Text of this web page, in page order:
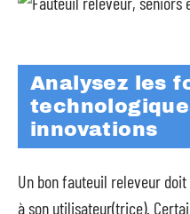
Analysez les
innovations
Un bon fauteuil releveur
à son utilisateur(trice).